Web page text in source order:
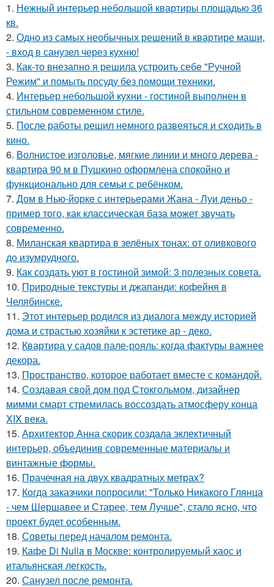
1. Нежный интерьер небольшой квартиры площадью 36
кв.
2. Одно из самых необычных решений в квартире маши,
- вход в санузел через кухню!
3. Как-то внезапно я решила устроить себе "Ручной
Режим" и помыть посуду без помощи техники.
4. Интерьер небольшой кухни - гостиной выполнен в
стильном современном стиле.
5. После работы решил немного развеяться и сходить в
кино.
6. Волнистое изголовье, мягкие линии и много дерева -
квартира 90 м в Пушкино оформлена спокойно и
функционально для семьи с ребёнком.
7. Дом в Нью-йорке с интерьерами Жана - Луи деньо -
пример того, как классическая база может звучать
современно.
8. Миланская квартира в зелёных тонах: от оливкового
до изумрудного.
9. Как создать уют в гостиной зимой: 3 полезных совета.
10. Природные текстуры и джапанди: кофейня в
Челябинске.
11. Этот интерьер родился из диалога между историей
дома и страстью хозяйки к эстетике ар - деко.
12. Квартира у садов пале-рояль: когда фактуры важнее
декора.
13. Пространство, которое работает вместе с командой.
14. Создавая свой дом под Стокгольмом, дизайнер
мимми смарт стремилась воссоздать атмосферу конца
XIX века.
15. Архитектор Анна скорик создала эклектичный
интерьер, объединив современные материалы и
винтажные формы.
16. Прачечная на двух квадратных метрах?
17. Когда заказчики попросили: "Только Никакого Глянца
- чем Шершавее и Старее, тем Лучше", стало ясно, что
проект будет особенным.
18. Советы перед началом ремонта.
19. Кафе Di Nulla в Москве: контролируемый хаос и
итальянская легкость.
20. Санузел после ремонта.